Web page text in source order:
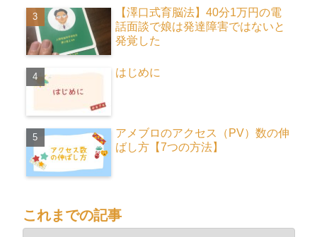
【澤口式育脳法】40分1万円の電
話面談で娘は発達障害ではないと
発覚した
はじめに
アメブロのアクセス（PV）数の伸
ばし方【7つの方法】
これまでの記事